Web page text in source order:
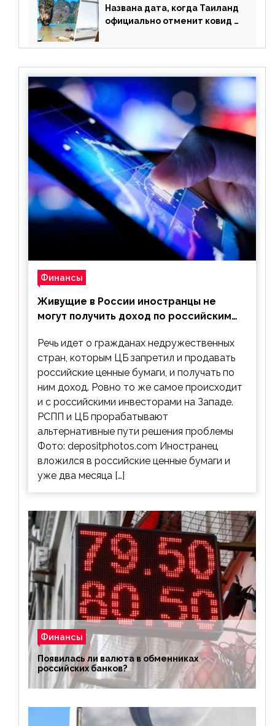
Названа дата, когда Таиланд
официально отменит ковид и
Финансы
Живущие в России иностранцы не
могут получить доход по российским
Речь идет о гражданах недружественных
стран, которым ЦБ запретил и продавать
российские ценные бумаги, и получать по
ним доход. Ровно то же самое происходит
и с российскими инвесторами на Западе.
РСПП и ЦБ прорабатывают
альтернативные пути решения проблемы
Фото: depositphotos.com Иностранец
вложился в российские ценные бумаги и
уже два месяца […]
Финансы
Появилась ли валюта в обменниках
российских банков?